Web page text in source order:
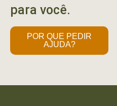
para você.
POR QUE PEDIR
AJUDA?